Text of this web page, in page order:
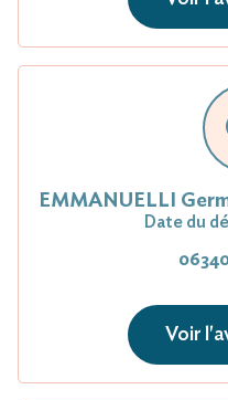
EMMANUELLI
Date du
Voir